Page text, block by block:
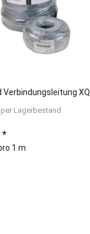
Verbindungsleitung XQ
Lagerbestand
*
1 m